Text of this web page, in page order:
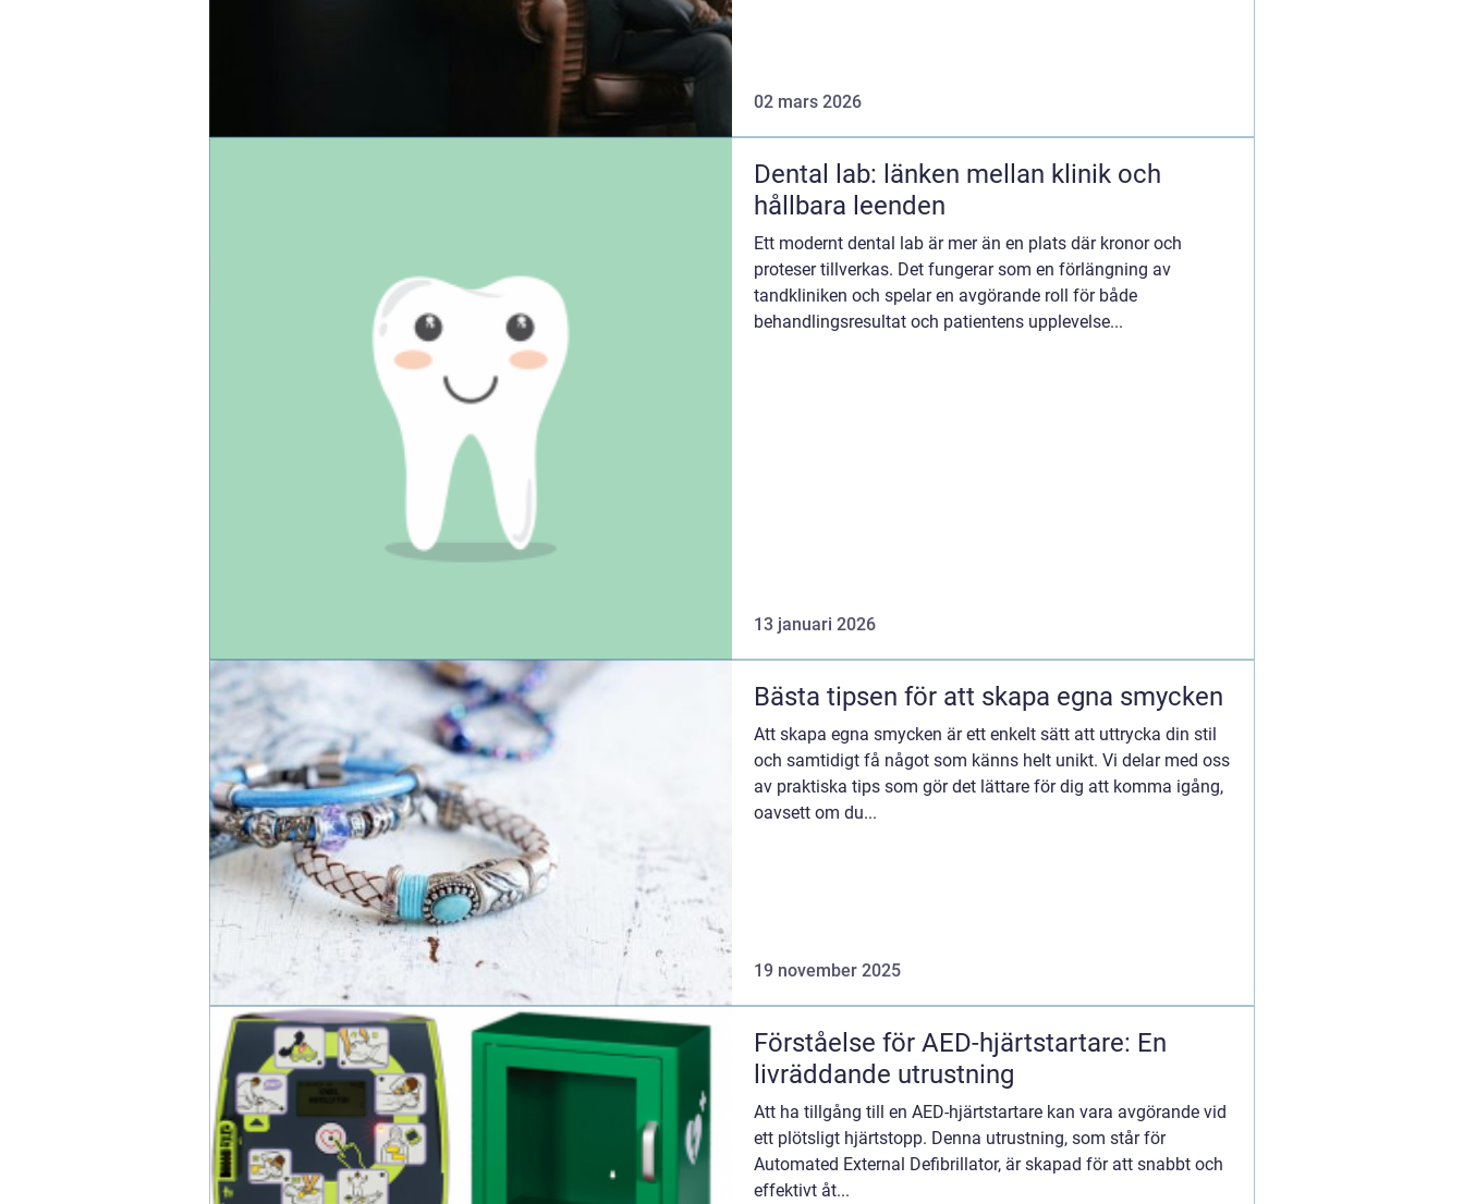
02 mars 2026
Dental lab: länken mellan klinik och
hållbara leenden
Ett modernt dental lab är mer än en plats där kronor och
proteser tillverkas. Det fungerar som en förlängning av
tandkliniken och spelar en avgörande roll för både
behandlingsresultat och patientens upplevelse...
13 januari 2026
Bästa tipsen för att skapa egna smycken
Att skapa egna smycken är ett enkelt sätt att uttrycka din stil
och samtidigt få något som känns helt unikt. Vi delar med oss
av praktiska tips som gör det lättare för dig att komma igång,
oavsett om du...
19 november 2025
Förståelse för AED-hjärtstartare: En
livräddande utrustning
Att ha tillgång till en AED-hjärtstartare kan vara avgörande vid
ett plötsligt hjärtstopp. Denna utrustning, som står för
Automated External Defibrillator, är skapad för att snabbt och
effektivt åt...